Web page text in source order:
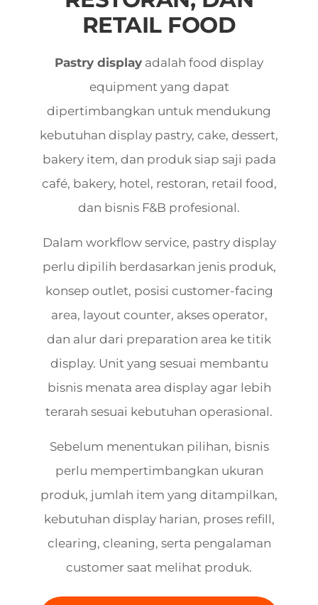
RETAIL FOOD
Pastry display adalah food display
equipment yang dapat
dipertimbangkan untuk mendukung
kebutuhan display pastry, cake, dessert,
bakery item, dan produk siap saji pada
café, bakery, hotel, restoran, retail food,
dan bisnis F&B profesional.
Dalam workflow service, pastry display
perlu dipilih berdasarkan jenis produk,
konsep outlet, posisi customer-facing
area, layout counter, akses operator,
dan alur dari preparation area ke titik
display. Unit yang sesuai membantu
bisnis menata area display agar lebih
terarah sesuai kebutuhan operasional.
Sebelum menentukan pilihan, bisnis
perlu mempertimbangkan ukuran
produk, jumlah item yang ditampilkan,
kebutuhan display harian, proses refill,
clearing, cleaning, serta pengalaman
customer saat melihat produk.